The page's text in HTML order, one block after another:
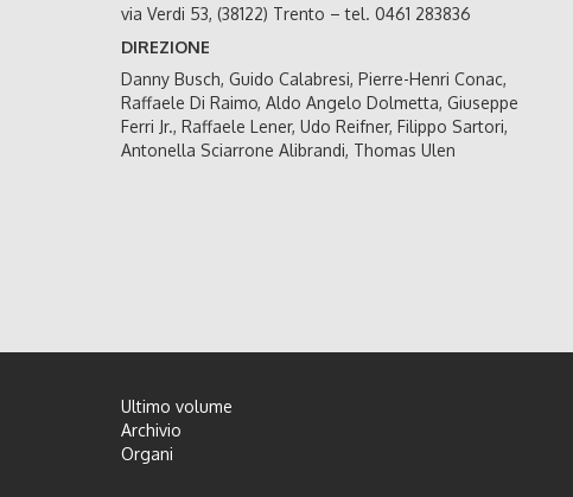
via Verdi 53, (38122) Trento – tel. 0461 283836
DIREZIONE
Danny Busch, Guido Calabresi, Pierre-Henri Conac,
Raffaele Di Raimo, Aldo Angelo Dolmetta, Giuseppe
Ferri Jr., Raffaele Lener, Udo Reifner, Filippo Sartori,
Antonella Sciarrone Alibrandi, Thomas Ulen
Ultimo volume
Archivio
Organi